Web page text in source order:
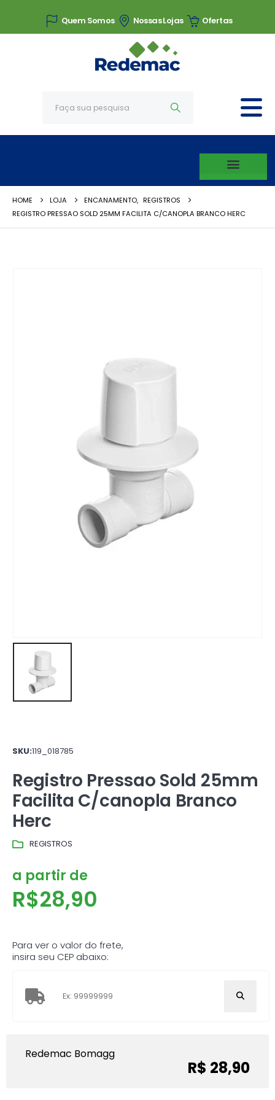
Quem Somos Nossas Lojas Ofertas
HOME LOJA ENCANAMENTO, REGISTROS
REGISTRO PRESSAO SOLD 25MM FACILITA C/CANOPLA BRANCO HERC
SKU:119_018785
Registro Pressao Sold 25mm
Facilita C/canopla Branco
Herc
REGISTROS
a partir de
R$28,90
Para ver o valor do frete,
insira seu CEP abaixo:
Redemac Bomagg
R$ 28,90